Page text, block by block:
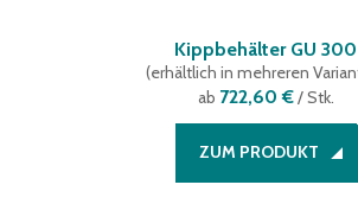
Kippbehälter GU 300
(erhältlich in mehreren
ab 722,60 €/ Stk.
ZUM PRODUKT